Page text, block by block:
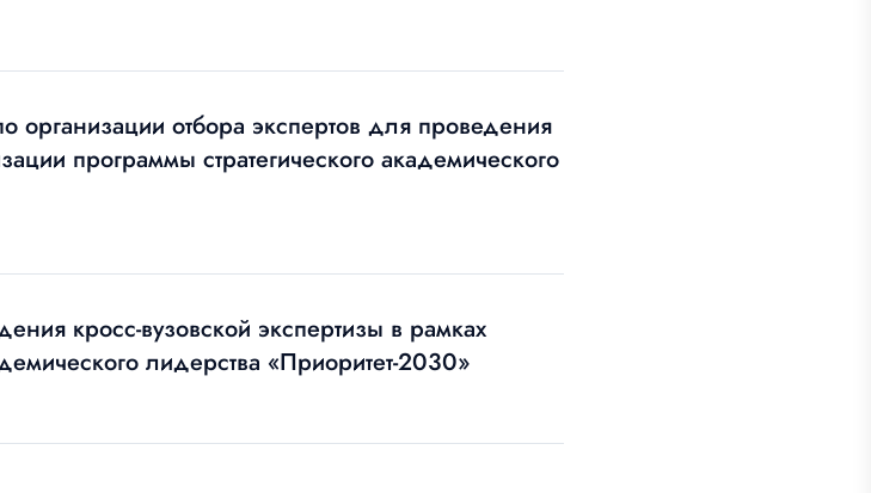
организации отбора экспертов для проведения
программы стратегического академического
кросс-вузовской экспертизы в рамках
лидерства «Приоритет-2030»